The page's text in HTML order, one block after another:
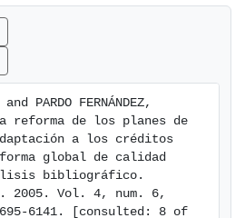
PARDO FERNÁNDEZ,
reforma de los planes de
a los créditos
global de calidad
. 2005. Vol. 4, num. 6,
6141. [consulted: 8 of